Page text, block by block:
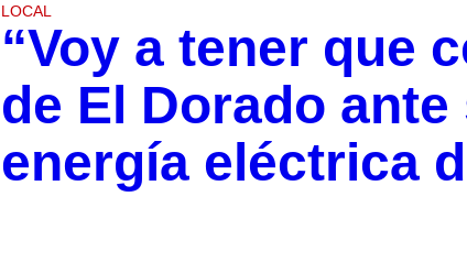
LOCAL
“Voy a tener que
de El Dorado
energía eléctrica